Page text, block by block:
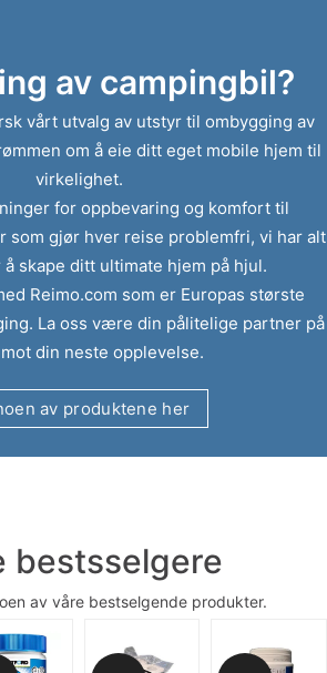
av campingbil?
vårt utvalg av utstyr til ombygging av
om å eie ditt eget mobile hjem til
virkelighet.
for oppbevaring og komfort til
som gjør hver reise problemfri, vi har alt
skape ditt ultimate hjem på hjul.
Reimo.com som er Europas største
La oss være din pålitelige partner på
din neste opplevelse.
av produktene her
bestsselgere
av våre bestselgende produkter.